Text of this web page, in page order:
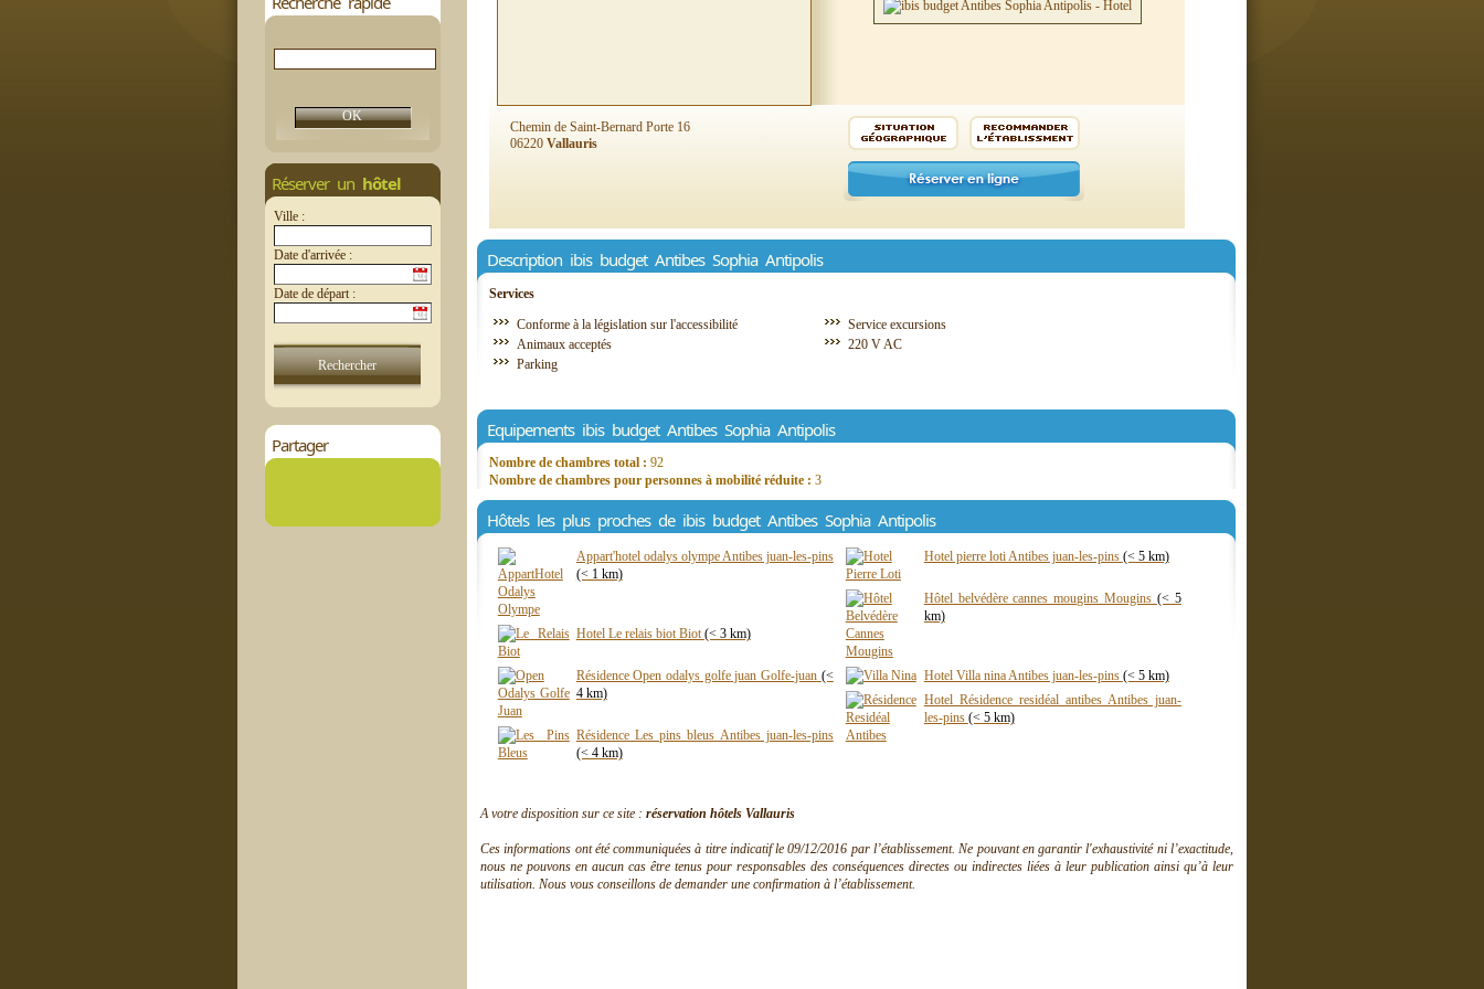
Réserver un hôtel
Ville :
Date d'arrivée :
Date de départ :
Partager
Chemin de Saint-Bernard Porte 16
06220 Vallauris
Description ibis budget Antibes Sophia Antipolis
Services
Conforme à la législation sur l'accessibilité
Service excursions
Animaux acceptés
220 V AC
Parking
Equipements ibis budget Antibes Sophia Antipolis
Nombre de chambres total : 92
Nombre de chambres pour personnes à mobilité réduite : 3
Hôtels les plus proches de ibis budget Antibes Sophia Antipolis
Appart'hotel odalys olympe Antibes juan-les-pins
(< 1 km)
Hotel Le relais biot Biot(< 3 km)
Résidence Open odalys golfe juan Golfe-juan (<
4 km)
Résidence Les pins bleus Antibes juan-les-pins
(< 4 km)
Hotel pierre loti Antibes juan-les-pins (< 5 km)
Hôtel belvédère cannes mougins Mougins (< 5
km)
Hotel Villa nina Antibes juan-les-pins (< 5 km)
Hotel Résidence residéal antibes Antibes juan-
les-pins (< 5 km)
A votre disposition sur ce site : réservation hôtels Vallauris
Ces informations ont été communiquées à titre indicatif le 09/12/2016 par l’établissement. Ne pouvant en garantir l'exhaustivité ni l’exactitude,
nous ne pouvons en aucun cas être tenus pour responsables des conséquences directes ou indirectes liées à leur publication ainsi qu’à leur
utilisation. Nous vous conseillons de demander une confirmation à l’établissement.